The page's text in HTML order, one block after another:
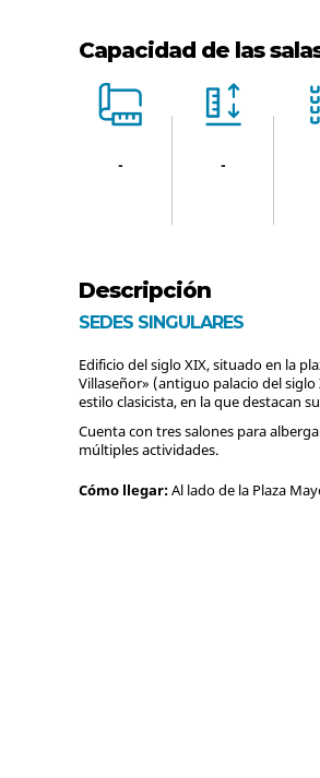
Capacidad de las
- -
Descripción
SEDES SINGULARES
Edificio del siglo XIX, situado en la
Villaseñor» (antiguo palacio del
estilo clasicista, en la que destacan
Cuenta con tres salones para
múltiples actividades.
Cómo llegar:Al lado de la Plaza